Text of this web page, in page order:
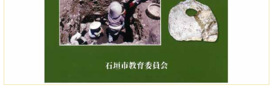
350P
A4版